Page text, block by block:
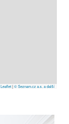
Leaflet|© Seznam.cz a.s. a další